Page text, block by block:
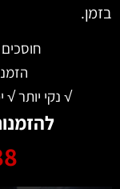
חוסכים
הזמנת
√ נקי יותר √
להזמנות